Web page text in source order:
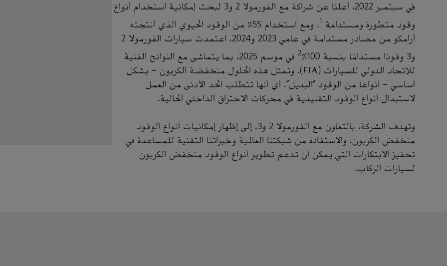
في سبتمبر 2022، أعلنا عن شراكة مع الفورمولا 2 و3 لبحث إمكانية استخدام أنواع
وقود متطورة ومستدامة 1
. ومع استخدام 55٪ من الوقود الحيوي الذي أنتجته
أرامكو من مصادر مستدامة في عامي 2023 و2024، اعتمدت سيارات الفورمولا 2
و3 وقودًا مستدامًا بنسبة 100٪
2
في موسم 2025، بما يتماشى مع اللوائح الفنية
للاتحاد الدولي للسيارات (FIA). وتمثل هذه الحلول منخفضة الكربون - بشكل
أساسي - أنواعًا من الوقود "البديل"، أي أنها تتطلب الحد الأدنى من العمل
لاستبدال أنواع الوقود التقليدية في محركات الاحتراق الداخلي الحالية.
وتهدف الشركة، بالتعاون مع الفورمولا 2 و3، إلى إظهار إمكانيات أنواع الوقود
منخفض الكربون، والاستفادة من شبكتنا العالمية وخبراتنا التقنية للمساعدة في
تحفيز الابتكارات التي يمكن أن تدعم تطوير أنواع الوقود منخفض الكربون
لسيارات الركاب.